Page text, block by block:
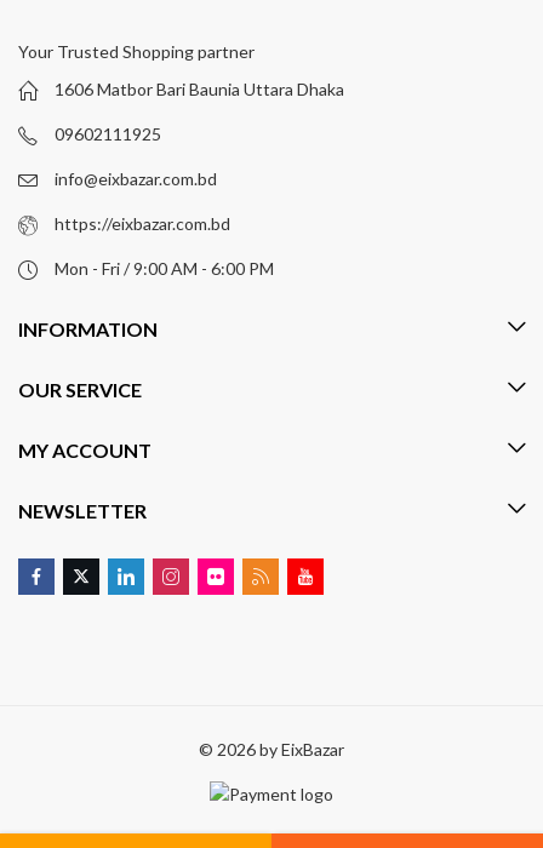
Your Trusted Shopping partner
1606 Matbor Bari Baunia Uttara Dhaka
09602111925
info@eixbazar.com.bd
https://eixbazar.com.bd
Mon - Fri / 9:00 AM - 6:00 PM
INFORMATION
OUR SERVICE
MY ACCOUNT
NEWSLETTER
© 2026 byEixBazar